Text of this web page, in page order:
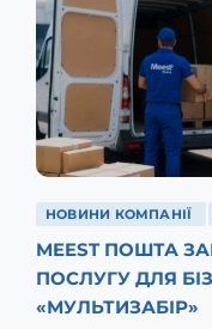
НОВИНИ КОМПАНІЇ
MEEST ПОШТА
ПОСЛУГУ ДЛЯ
«МУЛЬТИЗАБІР»